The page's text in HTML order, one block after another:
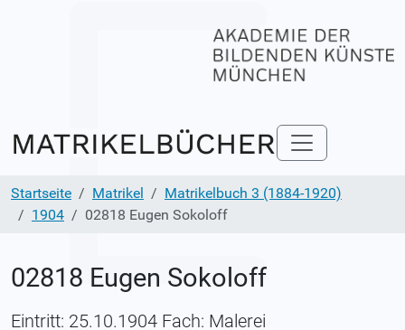
Startseite Matrikel
Matrikelbuch 3 (1884-1920)
1904
02818 Eugen Sokoloff
02818 Eugen Sokoloff
Eintritt: 25.10.1904 Fach: Malerei